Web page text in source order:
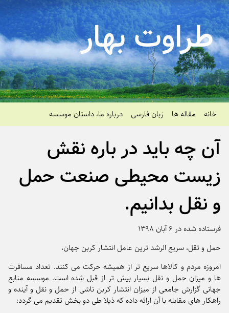
طراوت بهار
خانه مقاله ها زبان فارسی درباره ما، داستان موسسه
آن چه باید در باره نقش
زیست محیطی صنعت حمل
و نقل بدانیم.
فرستاده شده در ۶ آبان ۱۳۹۸
حمل و تقل، سریع الرشد ترین عامل انتشار کربن جهان،
امروزه مردم و کالاها سریع تر از همیشه حرکت می کنند. تعداد مسافرت
ها و میزان حمل و نقل بسیار بیش تر از قبل شده است. موسسه منابع
جهانی گزارش جامعی از میزان انتشار کربن ناشی از حمل و نقل و آینده و
راهکار های مقابله با آن ارائه داده که ذیلا طی دو بخش تقدیم می گردد: